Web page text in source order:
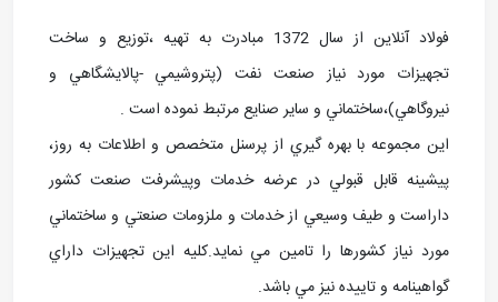
فولاد آنلاین از سال 1372 مبادرت به تهيه ،توزيع و ساخت
تجهيزات مورد نياز صنعت نفت (پتروشيمي -پالايشگاهي و
نيروگاهي)،ساختماني و ساير صنايع مرتبط نموده است .
اين مجموعه با بهره گيري از پرسنل متخصص و اطلاعات به روز،
پيشينه قابل قبولي در عرضه خدمات وپيشرفت صنعت کشور
داراست و طيف وسيعي از خدمات و ملزومات صنعتي و ساختماني
مورد نياز کشورها را تامين مي نمايد.کليه اين تجهيزات داراي
گواهينامه و تاييده نيز مي باشد.